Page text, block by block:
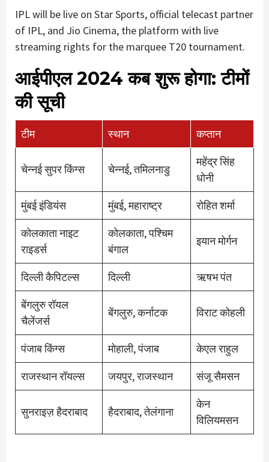
IPL will be live on Star Sports, official telecast partner
of IPL, and Jio Cinema, the platform with live
streaming rights for the marquee T20 tournament.
आईपीएल 2024 कब शुरू होगा: टीमों
की सूची
टीम स्थान कप्तान
चेन्नई सुपर किंग्स चेन्नई, तमिलनाडु
महेंद्र सिंह
धोनी
मुंबई इंडियंस
मुंबई, महाराष्ट्र
रोहित शर्मा
कोलकाता नाइट
राइडर्स
कोलकाता, पश्चिम
बंगाल
इयान मोर्गन
दिल्ली कैपिटल्स दिल्ली
ऋषभ पंत
बेंगलुरु रॉयल
चैलेंजर्स
बेंगलुरु, कर्नाटक विराट कोहली
पंजाब किंग्स मोहाली, पंजाब
केएल राहुल
राजस्थान रॉयल्स
जयपुर, राजस्थान संजू सैमसन
सुनराइज़ हैदराबाद हैदराबाद, तेलंगाना
केन
विलियमसन